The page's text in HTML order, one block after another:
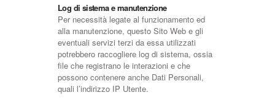
Log di sistema e manutenzione
Per necessità legate al funzionamento ed
alla manutenzione, questo Sito Web e gli
eventuali servizi terzi da essa utilizzati
potrebbero raccogliere log di sistema, ossia
file che registrano le interazioni e che
possono contenere anche Dati Personali,
quali l’indirizzo IP Utente.